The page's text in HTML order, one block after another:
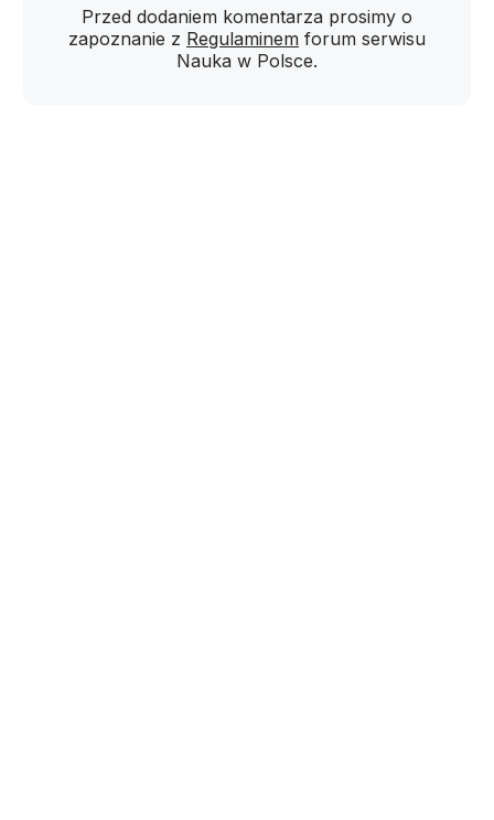
Przed dodaniem komentarza prosimy o
zapoznanie z Regulaminem forum serwisu
Nauka w Polsce.